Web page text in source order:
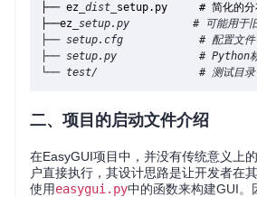
├── ez _dist_ setup.py     # 简化的分
├──ez _setup.py          # 可能用于旧
├── setup.cfg            # 配置文件，
├── setup.py             # Python标准
二、项目的启动文件介绍
在EasyGUI项目中，并没有传统意义上
户直接执行，其设计思路是让开发者在
使用easygui.py中的函数来构建GUI。